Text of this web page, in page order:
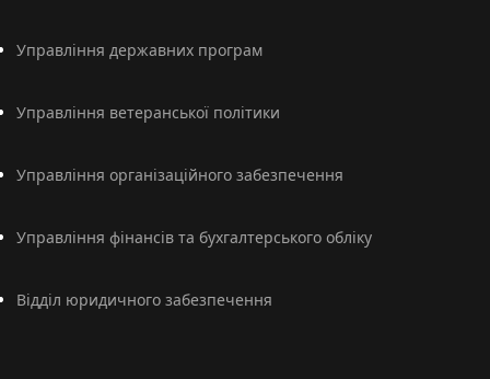
Управління державних програм
Управління ветеранської політики
Управління організаційного забезпечення
Управління фінансів та бухгалтерського обліку
Відділ юридичного забезпечення